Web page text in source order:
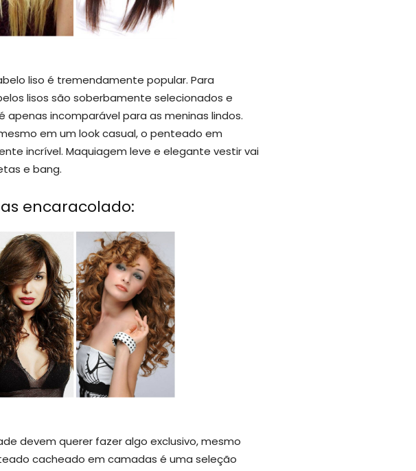
liso é tremendamente popular. Para
lisos são soberbamente selecionados e
incomparável para as meninas lindos.
em um look casual, o penteado em
incrível. Maquiagem leve e elegante vestir vai
e bang.
encaracolado:
devem querer fazer algo exclusivo, mesmo
cacheado em camadas é uma seleção